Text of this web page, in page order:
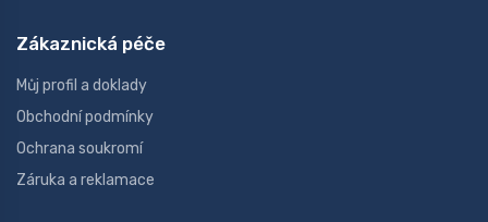
Zákaznická péče
Můj profil a doklady
Obchodní podmínky
Ochrana soukromí
Záruka a reklamace